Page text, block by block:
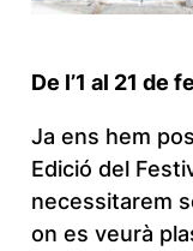
De l’1 al 21 de
Ja ens hem
Edició del
necessitarem
on es veurà